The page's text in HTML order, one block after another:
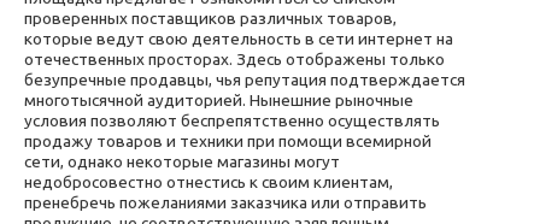
проверенных поставщиков различных товаров,
которые ведут свою деятельность в сети интернет на
отечественных просторах. Здесь отображены только
безупречные продавцы, чья репутация подтверждается
многотысячной аудиторией. Нынешние рыночные
условия позволяют беспрепятственно осуществлять
продажу товаров и техники при помощи всемирной
сети, однако некоторые магазины могут
недобросовестно отнестись к своим клиентам,
пренебречь пожеланиями заказчика или отправить